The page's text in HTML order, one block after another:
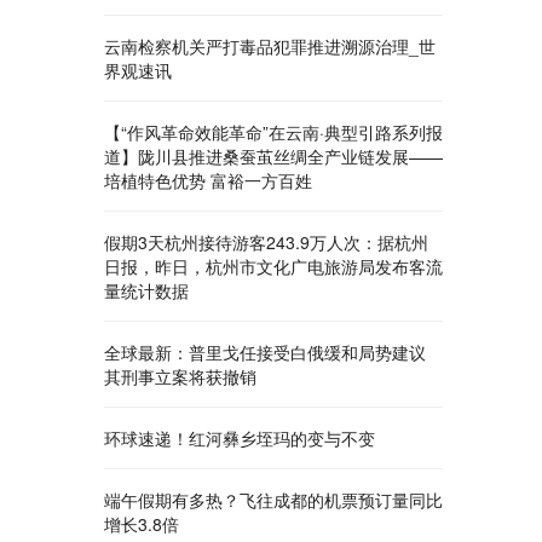
云南检察机关严打毒品犯罪推进溯源治理_世
界观速讯
【“作风革命效能革命”在云南·典型引路系列报
道】陇川县推进桑蚕茧丝绸全产业链发展——
培植特色优势 富裕一方百姓
假期3天杭州接待游客243.9万人次：据杭州
日报，昨日，杭州市文化广电旅游局发布客流
量统计数据
全球最新：普里戈任接受白俄缓和局势建议
其刑事立案将获撤销
环球速递！红河彝乡垤玛的变与不变
端午假期有多热？飞往成都的机票预订量同比
增长3.8倍